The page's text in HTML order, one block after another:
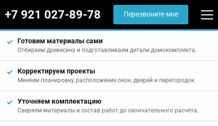
+7 921 027-89-78 Перезвоните мне
Готовим материалы сами
Отбираем древесину и подготавливаем детали домокомплекта.
Корректируем проекты
Меняем планировку, расположение окон, дверей и перегородок.
Уточняем комплектацию
Сверяем материалы и состав работ до окончательного расчёта.